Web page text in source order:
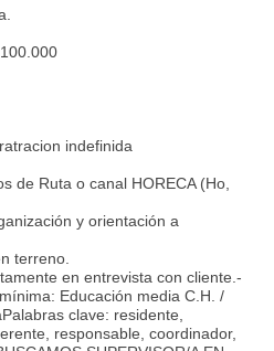
indefinida
de Ruta o canal HORECA (Ho,
y orientación a
terreno.
en entrevista con cliente.-
Educación media C.H. /
clave: residente,
responsable, coordinador,